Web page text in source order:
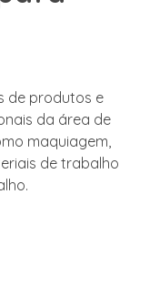
de produtos e
da área de
maquiagem,
de trabalho